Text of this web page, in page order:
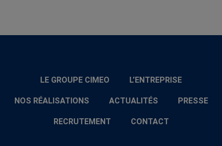
LE GROUPE CIMEO L’ENTREPRISE
NOS RÉALISATIONS ACTUALITÉS PRESSE
RECRUTEMENT CONTACT